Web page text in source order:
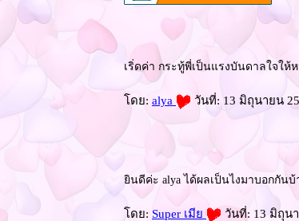
เริ่ดค่า กระทู้พี่เป็นแรงบันดาลใจให้
ดย: alya วันที่: 13 มิถุนายน
นดีค่ะ alya ได้ผลเป็นไงมาบอกกันบ้
ดย: Super เมี วันที่: 13 มิถุนา